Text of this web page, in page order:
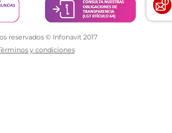
reservados © Infonavit 2017
y condiciones